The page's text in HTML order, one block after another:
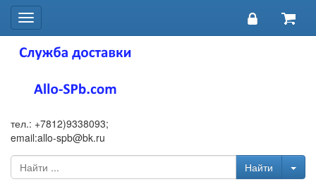
Toggle
navigation
тел.: +7812)9338093;
email:allo-spb@bk.ru